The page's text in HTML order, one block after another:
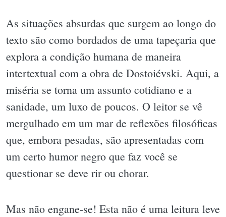
As situações absurdas que surgem ao longo do
texto são como bordados de uma tapeçaria que
explora a condição humana de maneira
intertextual com a obra de Dostoiévski. Aqui, a
miséria se torna um assunto cotidiano e a
sanidade, um luxo de poucos. O leitor se vê
mergulhado em um mar de reflexões filosóficas
que, embora pesadas, são apresentadas com
um certo humor negro que faz você se
questionar se deve rir ou chorar.
Mas não engane-se! Esta não é uma leitura leve